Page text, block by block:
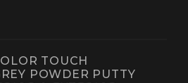
TOUCH
POWDER PUTTY